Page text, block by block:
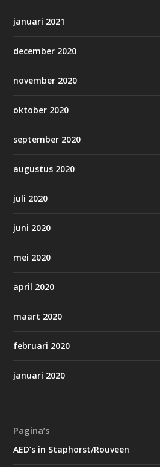
januari 2021
december 2020
november 2020
oktober 2020
september 2020
augustus 2020
juli 2020
juni 2020
mei 2020
april 2020
maart 2020
februari 2020
januari 2020
Pagina’s
AED’s in Staphorst/Rouveen